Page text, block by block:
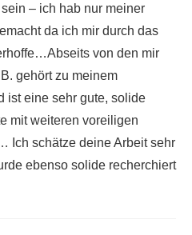
– ich hab nur meiner
da ich mir durch das
von den mir
gehört zu meinem
ist eine sehr gute, solide
mit weiteren voreiligen
Ich schätze deine Arbeit sehr
ebenso solide recherchiert